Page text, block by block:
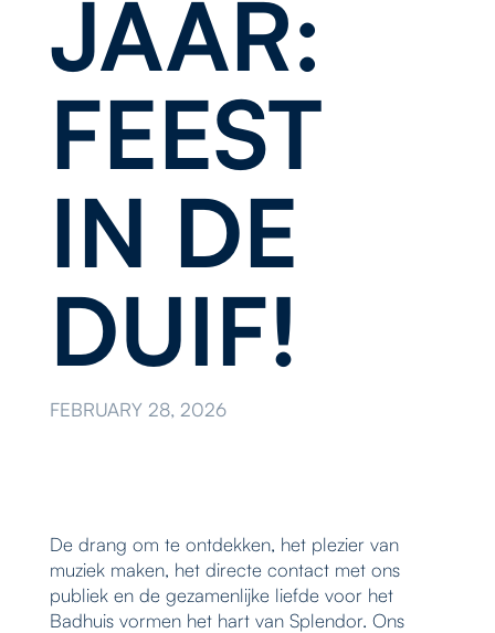
JAAR:
FEEST
IN DE
DUIF!
FEBRUARY 28, 2026
De drang om te ontdekken, het plezier van
muziek maken, het directe contact met ons
publiek en de gezamenlijke liefde voor het
Badhuis vormen het hart van Splendor. Ons